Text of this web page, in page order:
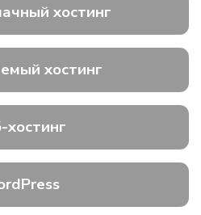
хостинг
хостинг
хостинг